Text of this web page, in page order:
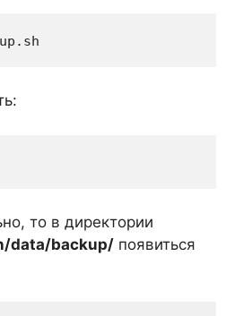
то в директории
data/backup/ появиться